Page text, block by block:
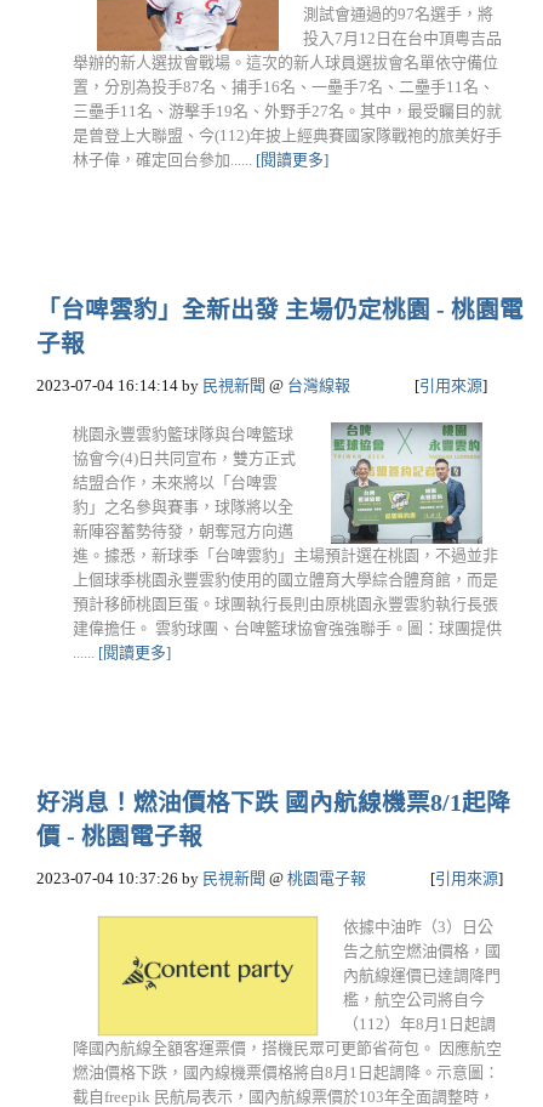
測試會通過的97名選手，將
投入7月12日在台中頂粵吉品
舉辦的新人選拔會戰場。這次的新人球員選拔會名單依守備位
置，分別為投手87名、捕手16名、一壘手7名、二壘手11名、
三壘手11名、游擊手19名、外野手27名。其中，最受矚目的就
是曾登上大聯盟、今(112)年披上經典賽國家隊戰袍的旅美好手
林子偉，確定回台參加...... [閱讀更多]
「台啤雲豹」全新出發 主場仍定桃園 - 桃園電
子報
2023-07-04 16:14:14 by 民視新聞 @ 台灣線報 [引用來源]
桃園永豐雲豹籃球隊與台啤籃球
協會今(4)⽇共同宣布，雙⽅正式
結盟合作，未來將以「台啤雲
豹」之名參與賽事，球隊將以全
新陣容蓄勢待發，朝奪冠⽅向邁
進。據悉，新球季「台啤雲豹」主場預計選在桃園，不過並非
上個球季桃園永豐雲豹使用的國立體育大學綜合體育館，而是
預計移師桃園巨蛋。球團執行長則由原桃園永豐雲豹執行長張
建偉擔任。 雲豹球團、台啤籃球協會強強聯手。圖：球團提供
...... [閱讀更多]
好消息！燃油價格下跌 國內航線機票8/1起降
價 - 桃園電子報
2023-07-04 10:37:26 by 民視新聞 @ 桃園電子報 [引用來源]
依據中油昨（3）日公
告之航空燃油價格，國
內航線運價已達調降門
檻，航空公司將自今
（112）年8月1日起調
降國內航線全額客運票價，搭機民眾可更節省荷包。 因應航空
燃油價格下跌，國內線機票價格將自8月1日起調降。示意圖：
截自freepik 民航局表示，國內航線票價於103年全面調整時，